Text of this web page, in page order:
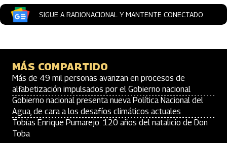
SIGUE A RADIONACIONAL Y MANTENTE CONECTADO
MÁS COMPARTIDO
Más de 49 mil personas avanzan en procesos de
alfabetización impulsados por el Gobierno nacional
Gobierno nacional presenta nueva Política Nacional del
Agua, de cara a los desafíos climáticos actuales
Tobías Enrique Pumarejo: 120 años del natalicio de Don
Toba